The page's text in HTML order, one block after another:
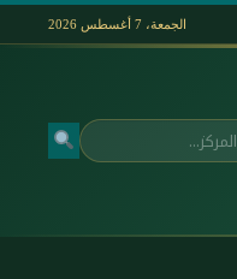
الجمعة، 7 أغسطس 2026